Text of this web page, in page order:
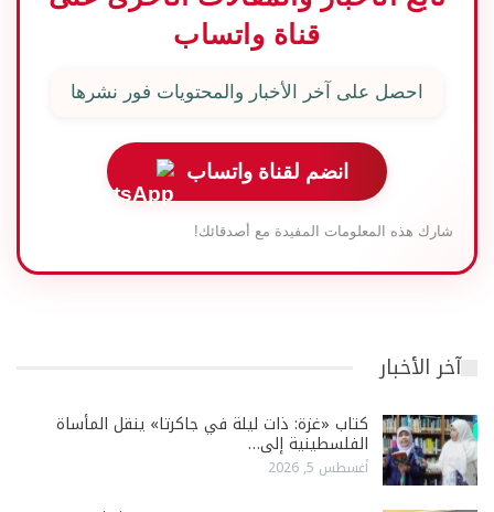
قناة واتساب
احصل على آخر الأخبار والمحتويات فور نشرها
انضم لقناة واتساب
شارك هذه المعلومات المفيدة مع أصدقائك!
آخر الأخبار
كتاب «غزة: ذات ليلة في جاكرتا» ينقل المأساة
الفلسطينية إلى…
أغسطس 5, 2026